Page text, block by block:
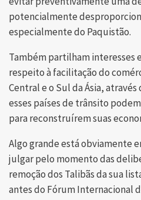
potencialmente
especialmente do Paquistão.
Também partilham interesses
respeito à facilitação do
Central e o Sul da Ásia,
esses países de trânsito
para reconstruírem suas
Algo grande está obviamente
julgar pelo momento das
remoção dos Talibãs da sua
antes do Fórum Internacional